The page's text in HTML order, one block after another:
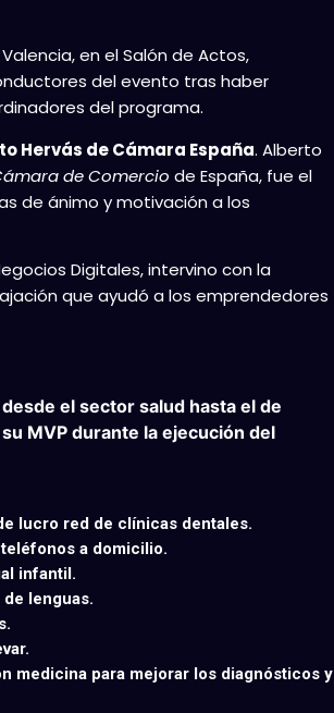
en el Salón de Actos,
del evento tras haber
del programa.
Hervás de Cámara España. Alberto
de Comercio de España, fue el
de ánimo y motivación a los
Digitales, intervino con la
que ayudó a los emprendedores
el sector salud hasta el de
MVP durante la ejecución del
lucro red de clínicas dentales.
a domicilio.
infantil.
lenguas.
medicina para mejorar los diagnósticos y